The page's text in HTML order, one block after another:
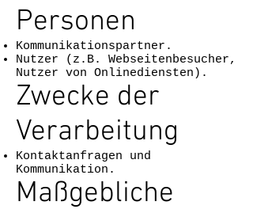
Personen
Kommunikationspartner.
Nutzer (z.B. Webseitenbesucher,
Nutzer von Onlinediensten).
Zwecke der
Verarbeitung
Kontaktanfragen und
Kommunikation.
Maßgebliche